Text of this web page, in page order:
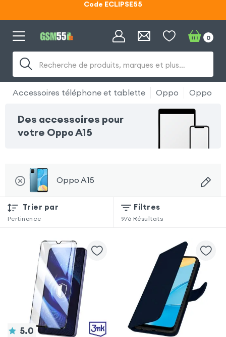
Code ECLIPSE55
Recherche de produits, marques et plus…
0
Accessoires téléphone et tablette Oppo Oppo
Des accessoires pour
votre Oppo A15
Oppo A15
Trier par
Pertinence
Filtres
976 Résultats
5.0